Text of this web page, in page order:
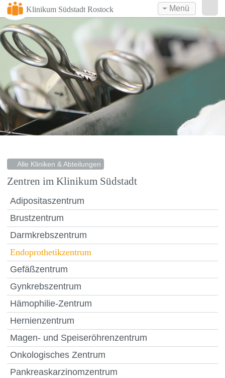
Klinikum Südstadt Rostock Menü
Alle Kliniken & Abteilungen
Zentren im Klinikum Südstadt
Adipositaszentrum
Brustzentrum
Darmkrebszentrum
Endoprothetikzentrum
Gefäßzentrum
Gynkrebszentrum
Hämophilie-Zentrum
Hernienzentrum
Magen- und Speiseröhrenzentrum
Onkologisches Zentrum
Pankreaskarzinomzentrum